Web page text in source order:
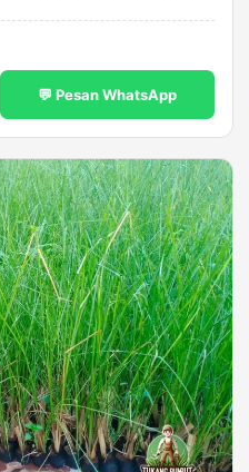
💬 Pesan WhatsApp